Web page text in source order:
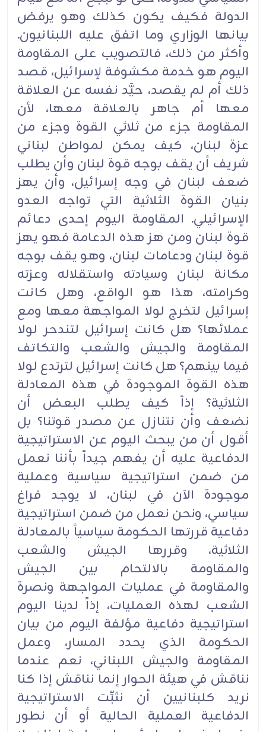
الدولة فكيف يكون كذلك وهو يرفض
بيانها الوزاري وما اتفق عليه اللبنانيون.
وأكثر من ذلك، فالتصويب على المقاومة
اليوم هو خدمة مكشوفة لإسرائيل، قصد
ذلك أم لم يقصد، حيَّد نفسه عن العلاقة
معها أم جاهر بالعلاقة معها، لأن
المقاومة جزء من ثلاثي القوة وجزء من
عزة لبنان، كيف يمكن لمواطن لبناني
شريف أن يقف بوجه قوة لبنان وأن يطلب
ضعف لبنان في وجه إسرائيل، وأن يهز
بنيان القوة الثلاثية التي تواجه العدو
الإسرائيلي. المقاومة اليوم إحدى دعائم
قوة لبنان ومن هز هذه الدعامة فهو يهز
قوة لبنان ودعامات لبنان، وهو يقف بوجه
مكانة لبنان وسيادته واستقلاله وعزته
وكرامته، هذا هو الواقع، وهل كانت
إسرائيل لتخرج لولا المواجهة معها ومع
عملائها؟ هل كانت إسرائيل لتندحر لولا
المقاومة والجيش والشعب والتكاتف
فيما بينهم؟ هل كانت إسرائيل لترتدع لولا
هذه القوة الموجودة في هذه المعادلة
الثلاثية؟ إذاً كيف يطلب البعض أن
نضعف وأن نتنازل عن مصدر قوتنا؟ بل
أقول أن من يبحث اليوم عن الاستراتيجية
الدفاعية عليه أن يفهم جيداً بأننا نعمل
من ضمن استراتيجية سياسية وعملية
موجودة الآن في لبنان، لا يوجد فراغ
سياسي، ونحن نعمل من ضمن استراتيجية
دفاعية قررتها الحكومة سياسياً بالمعادلة
الثلاثية، وقررها الجيش والشعب
والمقاومة بالالتحام بين الجيش
والمقاومة في عمليات المواجهة ونصرة
الشعب لهذه العمليات، إذاً لدينا اليوم
استراتيجية دفاعية مؤلفة اليوم من بيان
الحكومة الذي يحدد المسار، وعمل
المقاومة والجيش اللبناني، نعم عندما
نناقش في هيئة الحوار إنما نناقش إذا كنا
نريد كلبنانيين أن نثبِّت الاستراتيجية
الدفاعية العملية الحالية أو أن نطور